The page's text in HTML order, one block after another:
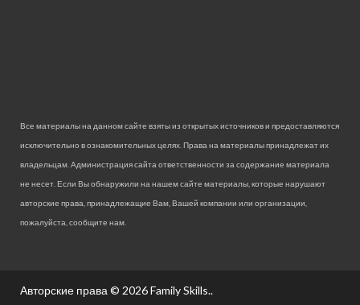
Все материалы на данном сайте взяты из открытых источников и предоставляются
исключительно в ознакомительных целях. Права на материалы принадлежат их
владельцам. Администрация сайта ответственности за содержание материала
не несет. Если Вы обнаружили на нашем сайте материалы, которые нарушают
авторские права, принадлежащие Вам, Вашей компании или организации,
пожалуйста, сообщите нам.
Авторские права © 2026Family Skills..